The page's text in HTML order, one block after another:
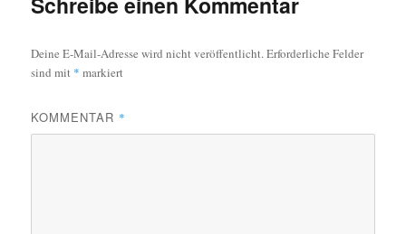
Deine E-Mail-Adresse wird nicht veröffentlicht.Erforderliche Felder
sind mit * markiert
KOMMENTAR *